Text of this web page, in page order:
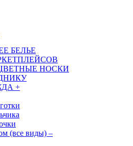
БЕЛЬЕ
НОСКИ
+
(все виды) –